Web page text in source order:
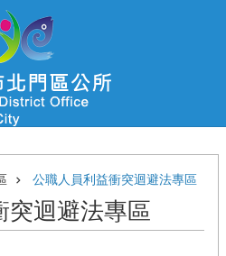
公職人員利益衝突迴避法專區
突迴避法專區